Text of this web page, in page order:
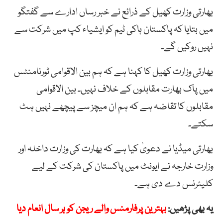
بھارتی وزارت کھیل کے ذرائع نے خبر رساں ادارے سے گفتگو
میں بتایا کہ پاکستان ہاکی ٹیم کو ایشیاء کپ میں شرکت سے
نہیں روکیں گے۔
بھارتی وزارت کھیل کا کہنا ہے کہ ہم بین الاقوامی ٹورنامنٹس
میں پاک بھارت مقابلوں کے خلاف نہیں۔ بین الاقوامی
مقابلوں کا تقاضہ ہے کہ ہم ان میچز سے پیچھے نہیں ہٹ
سکتے۔
بھارتی میڈیا نے دعویٰ کیا ہے کہ بھارت کی وزارت داخلہ اور
وزارت خارجہ نے ایونٹ میں پاکستان کی شرکت کے لیے
کلیئرنس دے دی ہے۔
یہ بھی پڑھیں:بہترین پرفارمنس والے ریجن کو ہر سال انعام دیا